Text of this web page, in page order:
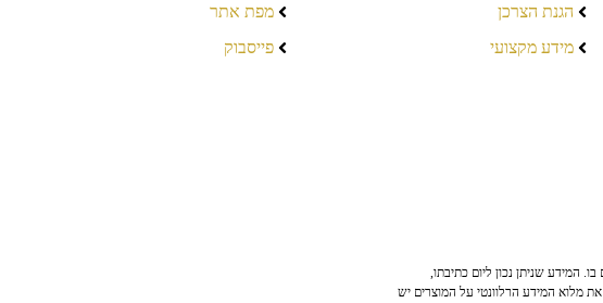
הגנת הצרכן
מידע מקצועי
מפת אתר
פייסבוק
המידע שניתן נכון ליום כתיבתו,
מלוא המידע הרלוונטי על המוצרים יש